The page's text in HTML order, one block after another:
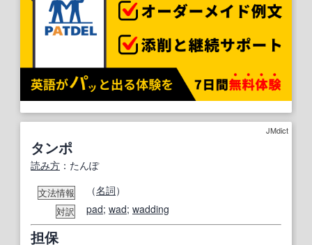
JMdict
タンポ
読み方 ：たんぽ
文法情報 （名詞）
対訳 pad; wad; wadding
担保